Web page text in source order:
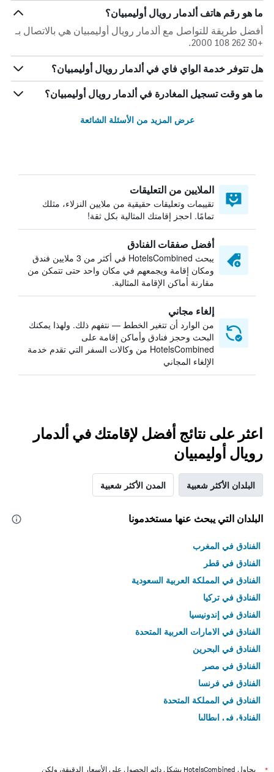
ما هو رقم هاتف ألدمار رويال أوليمبيان؟
أفضل طريقة للتواصل مع ألدمار رويال أوليمبيان هي بالاتصال بـ
+30 262 108 2000.
هل تتوفر خدمة الواي فاي في ألدمار رويال أوليمبيان؟
ما هو وقت تسجيل المغادرة في ألدمار رويال أوليمبيان؟
عرض المزيد من الأسئلة الشائعة
الملايين من التعليقات
تقييمات وتعليقات حقيقية من ملايين النزلاء، مثلك
تمامًا. احجز إقامتك المثالية بكل ثقة!
أفضل صفقات الفنادق
يبحث HotelsCombined في أكثر من 3 ملايين فندق
ومكان إقامة ويجمعهم في مكان واحد حتى تتمكن من
مقارنة أماكن الإقامة المثالية.
إلغاء مجاني
من الوارد أن تتغير الخطط — نتفهم ذلك. ولهذا يمكنك
البحث وحجز فنادق وأماكن إقامة على
HotelsCombined من وكالات السفر التي تقدم خدمة
الإلغاء المجاني
اعثر على نتائج أفضل لإقامتك في ألدمار
رويال أوليمبيان
البلدان الأكثر شعبية المدن الأكثر شعبية
البلدان التي يبحث عنها مستخدمونا
الفنادق في المغرب
الفنادق في قطر
الفنادق في المملكة العربية السعودية
الفنادق في تركيا
الفنادق في إندونيسيا
الفنادق في الامارات العربية المتحدة
الفنادق في البحرين
الفنادق في مصر
الفنادق في فرنسا
الفنادق في المملكة المتحدة
الفنادق في إيطاليا
يحاول HotelsCombined بشكل دائم الحصول على الأسعار الدقيقة، ولكن